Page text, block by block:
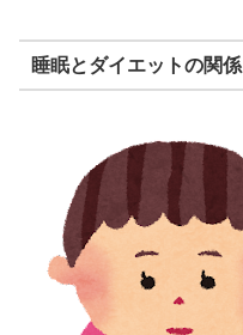
睡眠とダイエットの関係